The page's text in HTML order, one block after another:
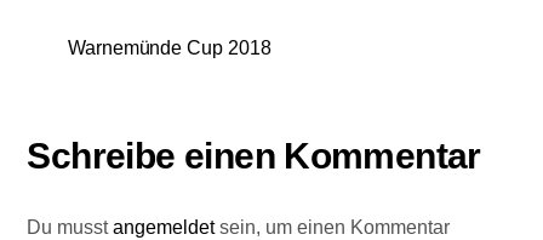
Warnemünde Cup 2018
Schreibe einen Kommentar
Du musstangemeldetsein, um einen Kommentar